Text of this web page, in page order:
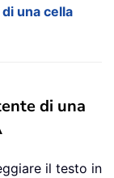
una cella
di una
il testo in